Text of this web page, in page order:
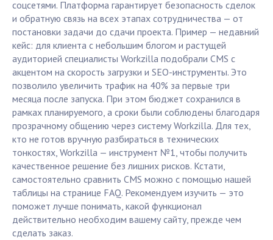
соцсетями. Платформа гарантирует безопасность сделок
и обратную связь на всех этапах сотрудничества — от
постановки задачи до сдачи проекта. Пример — недавний
кейс: для клиента с небольшим блогом и растущей
аудиторией специалисты Workzilla подобрали CMS с
акцентом на скорость загрузки и SEO-инструменты. Это
позволило увеличить трафик на 40% за первые три
месяца после запуска. При этом бюджет сохранился в
рамках планируемого, а сроки были соблюдены благодаря
прозрачному общению через систему Workzilla. Для тех,
кто не готов вручную разбираться в технических
тонкостях, Workzilla — инструмент №1, чтобы получить
качественное решение без лишних рисков. Кстати,
самостоятельно сравнить CMS можно с помощью нашей
таблицы на странице FAQ. Рекомендуем изучить — это
поможет лучше понимать, какой функционал
действительно необходим вашему сайту, прежде чем
сделать заказ.